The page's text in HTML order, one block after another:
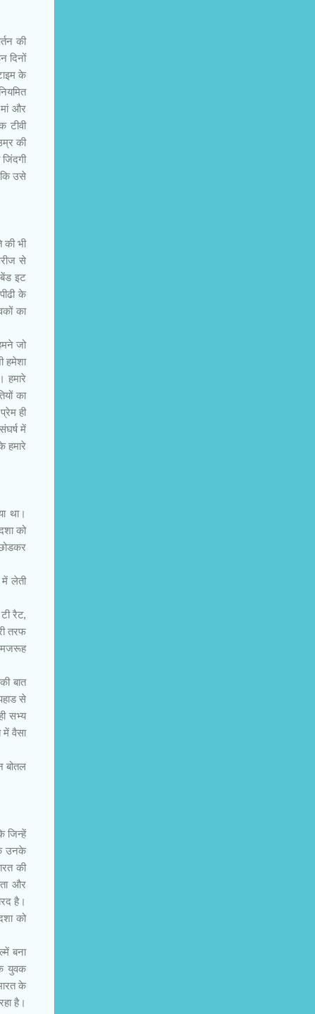
की
दिनों
के
मां और
टीवी
की
कि उसे
की भी
से
इट
के
का
जो
हमेशा
हमारे
का
ही
में
हमारे
था।
को
लेती
रैट,
तरफ
मजरूह
बात
से
सभ्य
वैसा
बोतल
जिन्हें
उनके
की
और
है।
को
बना
युवक
के
है।